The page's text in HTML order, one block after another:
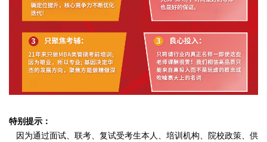
特别提示：
因为通过面试、联考、复试受考生本人、培训机构、院校政策、供